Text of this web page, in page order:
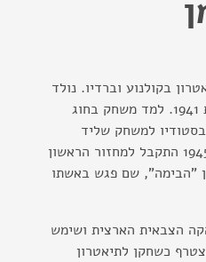
בקולנוע וברדיו. נולד
בוורשה, פולין. עלה ארצה בשנת 1941. למד משחק בחוג
למשחק שליד
הסתדרות הנוער העובד. בשנת 1945 התקבל למחזור הראשון
"הבימה", שם פגש באשתו
הצבאית הארצית ושימש
האמנותי. בשנת 1947 הצטרף כשחקן לתיאטרון